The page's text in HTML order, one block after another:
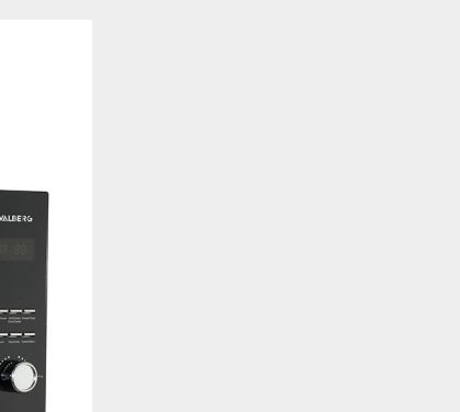
de compras. También nos permitirán detectar cualquier problema técnico que
y / o la navegación en el Sitio. Puedes configurar tu navegador para
pero algunas partes del sitio web pueden verse afectadas. Estas
personal.
determinar el número de visitas y las fuentes de tráfico, con el fin de